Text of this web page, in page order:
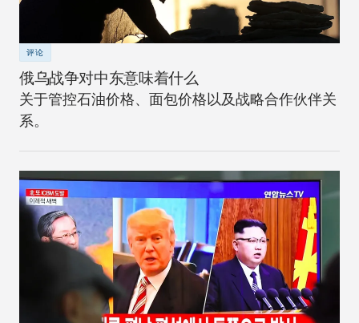
评论
俄乌战争对中东意味着什么
关于管控石油价格、面包价格以及战略合作伙伴关
系。